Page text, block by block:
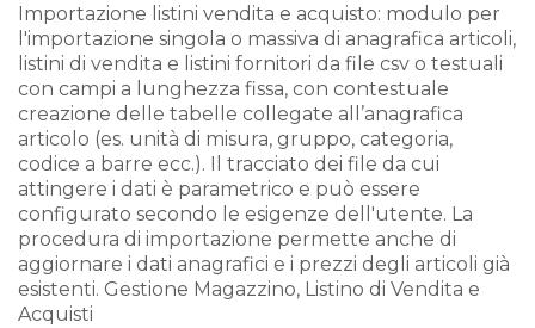
Importazione listini vendita e acquisto: modulo per
l'importazione singola o massiva di anagrafica articoli,
listini di vendita e listini fornitori da file csv o testuali
con campi a lunghezza fissa, con contestuale
creazione delle tabelle collegate all’anagrafica
articolo (es. unità di misura, gruppo, categoria,
codice a barre ecc.). Il tracciato dei file da cui
attingere i dati è parametrico e può essere
configurato secondo le esigenze dell'utente. La
procedura di importazione permette anche di
aggiornare i dati anagrafici e i prezzi degli articoli già
esistenti. Gestione Magazzino, Listino di Vendita e
Acquisti